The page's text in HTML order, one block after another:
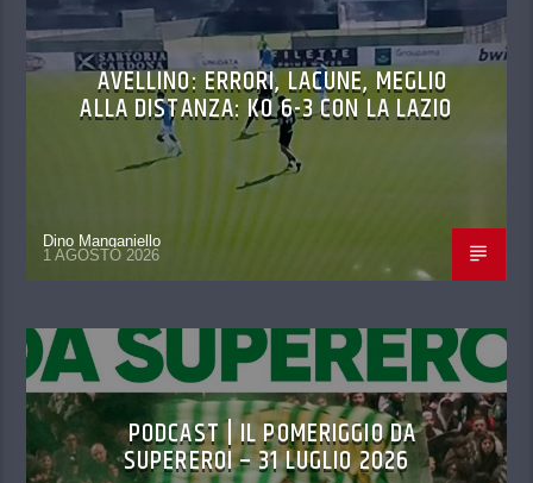
AVELLINO: ERRORI, LACUNE, MEGLIO
ALLA DISTANZA: KO 6-3 CON LA LAZIO
Dino Manganiello
1 AGOSTO 2026
PODCAST | IL POMERIGGIO DA
SUPEREROI – 31 LUGLIO 2026